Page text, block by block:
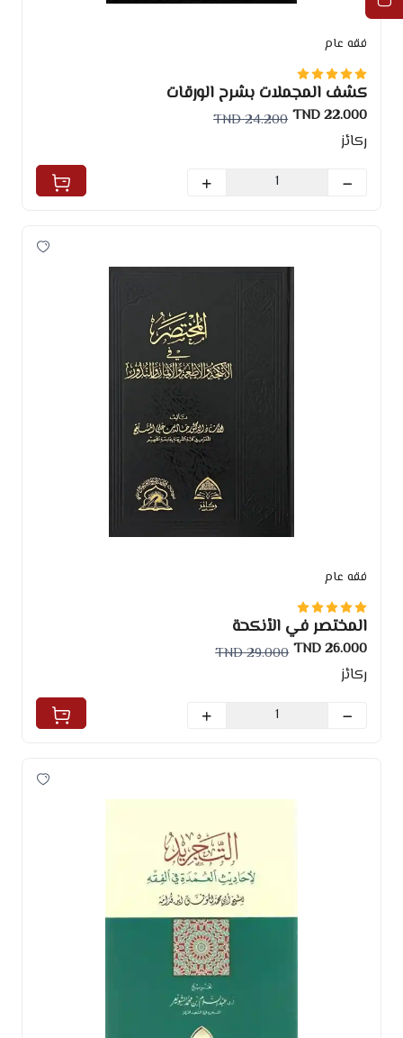
فقه عام
كشف المجملات بشرح الورقات
22.000 TND
24.200 TND
ركائز
فقه عام
المختصر في الأنكحة
26.000 TND
29.000 TND
ركائز